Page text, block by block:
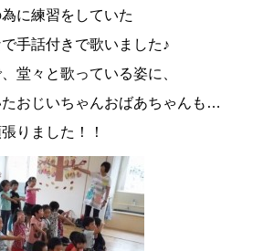
に練習をしていた
で手話付きで歌いました♪
堂々と歌っている姿に、
おじいちゃんおばあちゃんも…
りました！！